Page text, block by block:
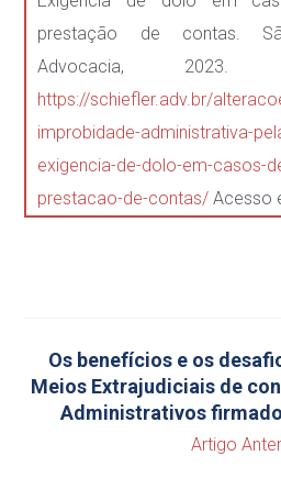
prestação de contas.
Advocacia, 2023.
https://schiefler.adv.br/
improbidade-administrativa-
exigencia-de-dolo-em-casos-
prestacao-de-contas/ Acesso
Os benefícios e os
Meios Extrajudiciais de
Administrativos
Artigo